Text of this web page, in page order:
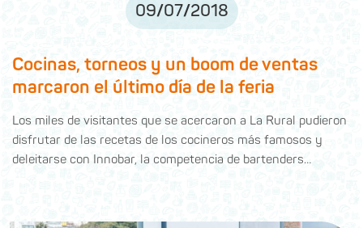
09/07/2018
Cocinas, torneos y un boom de ventas
marcaron el último día de la feria
Los miles de visitantes que se acercaron a La Rural pudieron
disfrutar de las recetas de los cocineros más famosos y
deleitarse con Innobar, la competencia de bartenders…